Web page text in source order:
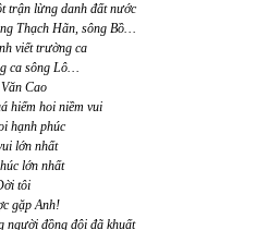
trận lừng danh đất nước
Thạch Hãn, sông Bồ…
viết trường ca
ca sông Lô…
Cao
hiếm hoi niềm vui
hạnh phúc
lớn nhất
lớn nhất
tôi
gặp Anh!
người đồng đội đã khuất